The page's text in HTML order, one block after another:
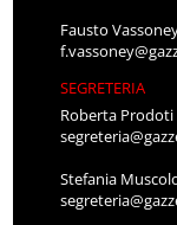
Fausto
SEGRETERIA
Roberta Prodoti
Stefania